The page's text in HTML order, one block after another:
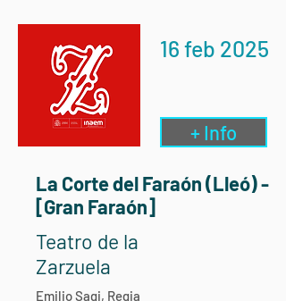
16 feb 2025
+ Info
La Corte del Faraón (Lleó) -
[Gran Faraón]
Teatro de la
Zarzuela
Emilio Sagi, Regia